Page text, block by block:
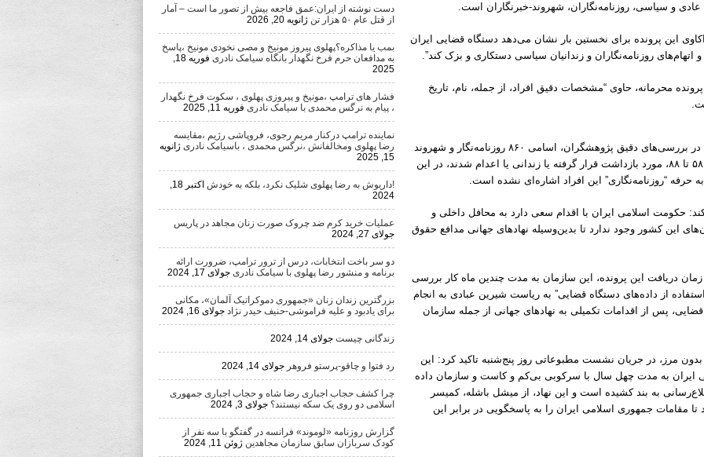
و سیاسی، روزنامه‌نگاران، شهروند-خبرنگاران است.
این پرونده برای نخستین بار نشان می‌دهد دستگاه قضایی ایران
روزنامه‌نگاران و زندانیان سیاسی دستکاری و بزک کند”.
محرمانه، حاوی “مشخصات دقیق افراد، از جمله، نام، تاریخ
سازمان گزارشگران بدون مرز تایید می‌کند که در بررسی‌های دقیق پژوهشگران، اسامی ۸۶۰ روزنامه‌نگار و شهروند
خبرنگار که در فاصله سی ساله، طی سال‌های ۵۸ تا ۸۸، مورد بازداشت قرار گرفته یا زندانی یا اعدام شدند، در این
حرفه “روزنامه‌نگاری” این افراد اشاره‌ای نشده است.
حکومت اسلامی ایران با اقدام سعی دارد به محافل داخلی و
این کشور وجود ندارد تا بدین‌وسیله نهادهای جهانی مدافع حقوق
زمان دریافت این پرونده، این سازمان به مدت چندین ماه کار بررسی
از داده‌های دستگاه قضایی” به ریاست شیرین عبادی به انجام
پس از اقدامات تکمیلی به نهادهای جهانی از جمله سازمان
مرز، در جریان نشست مطبوعاتی روز پنج‌شنبه تاکید کرد: این
ایران به مدت چهل سال با سرکوبی بی‌کم و کاست و سازمان داده
به بند کشیده است و این نهاد، از میشل باشله، کمیسر
مقامات جمهوری اسلامی ایران را به پاسخگویی در برابر این
دست نوشته از ایران:عمق فاجعه بیش از تصور ما است – آمار
از قتل عام ۵۰ هزار تن
ژانویه 20, 2026
بمب یا مذاکره؟پهلوی پیروز مونیخ و مصی نخودی مونیخ ،پاسخ
به مدافعان حرم فرخ نگهدار بانگاه سیامک نادری
فوریه 18,
2025
فشار های ترامپ ،مونیخ و پیروزی پهلوی ، سکوت فرخ نگهدار
، پیام به نرگس محمدی با سیامک نادری فوریه 11, 2025
نماینده ترامپ درکنار مریم رجوی، فروپاشی رژیم ،مقایسه
رضا پهلوی ومخالفانش ،نرگس محمدی ، باسیامک نادری ژانویه
15, 2025
!داریوش به رضا پهلوی شلیک نکرد، بلکه به خودش
اکتبر 18,
2024
عملیات خرید کرم ضد چروک صورت زنان مجاهد در پاریس
جولای 27, 2024
دو سر باخت انتخابات، درس از ترور ترامپ، ضرورت ارائه
برنامه و منشور رضا پهلوی با سیامک نادری جولای 17, 2024
بزرگترین زندان زنان «جمهوری دموکراتیک آلمان»، مکانی
برای یادبود و علیه فراموشی-حنیف حیدر نژاد جولای 16, 2024
زندگانی چیست جولای 14, 2024
رد فتوا و چاقو-پرستو فروهر جولای 14, 2024
چرا کشف حجاب اجباری رضا شاه و حجاب اجباری جمهوری
اسلامی دو روی یک سکه نیستند؟ جولای 3, 2024
گزارش روزنامه «لوموند» فرانسه در گفتگو با سه نفر از
کودک سربازان سابق سازمان مجاهدین ژوئن 11, 2024